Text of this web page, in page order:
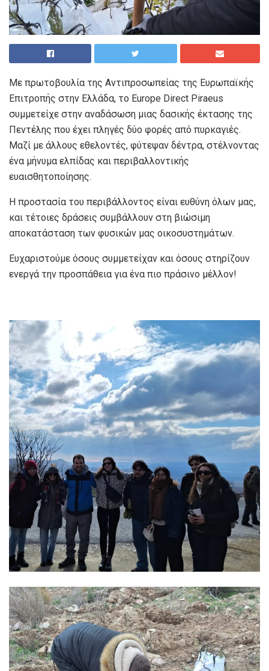
Με πρωτοβουλία της Αντιπροσωπείας της Ευρωπαϊκής
Επιτροπής στην Ελλάδα, το Europe Direct Piraeus
συμμετείχε στην αναδάσωση μιας δασικής έκτασης της
Πεντέλης που έχει πληγές δύο φορές από πυρκαγιές.
Μαζί με άλλους εθελοντές, φύτεψαν δέντρα, στέλνοντας
ένα μήνυμα ελπίδας και περιβαλλοντικής
ευαισθητοποίησης.
Η προστασία του περιβάλλοντος είναι ευθύνη όλων μας,
και τέτοιες δράσεις συμβάλλουν στη βιώσιμη
αποκατάσταση των φυσικών μας οικοσυστημάτων.
Ευχαριστούμε όσους συμμετείχαν και όσους στηρίζουν
ενεργά την προσπάθεια για ένα πιο πράσινο μέλλον!